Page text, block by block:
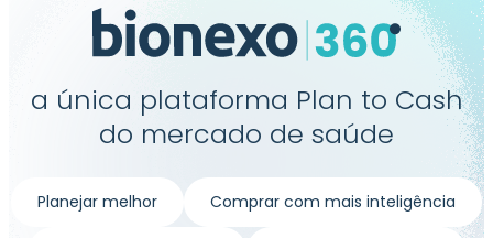
a única plataforma Plan to Cash
do mercado de saúde
Planejar melhor Comprar com mais inteligência